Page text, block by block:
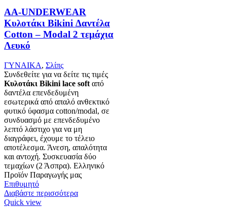
AA-UNDERWEAR
Κυλοτάκι Bikini Δαντέλα
Cotton – Modal 2 τεμάχια
Λευκό
ΓΥΝΑΙΚΑ, Σλίπς
Συνδεθείτε για να δείτε τις τιμές
Κυλοτάκι Bikini lace soft από
δαντέλα επενδεδυμένη
εσωτερικά από απαλό ανθεκτικό
φυτικό ύφασμα cotton/modal, σε
συνδυασμό με επενδεδυμένο
λεπτό λάστιχο για να μη
διαγράφει, έχουμε το τέλειο
αποτέλεσμα. Άνεση, απαλότητα
και αντοχή. Συσκευασία δύο
τεμαχίων (2 Άσπρα). Ελληνικό
Προϊόν Παραγωγής μας
Επιθυμητό
Διαβάστε περισσότερα
Quick view